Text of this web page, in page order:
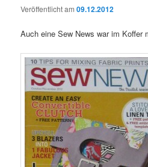
Veröffentlicht am09.12.2012
Auch eine Sew News war im